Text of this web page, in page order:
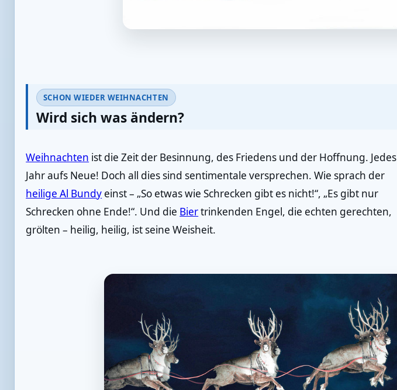
SCHON WIEDER WEIHNACHTEN
Wird sich was ändern?
Weihnachten ist die Zeit der Besinnung, des Friedens und der Hoffnung. Jedes
Jahr aufs Neue! Doch all dies sind sentimentale versprechen. Wie sprach der
heilige Al Bundy einst – „So etwas wie Schrecken gibt es nicht!“, „Es gibt nur
Schrecken ohne Ende!“. Und die Biertrinkenden Engel, die echten gerechten,
grölten – heilig, heilig, ist seine Weisheit.